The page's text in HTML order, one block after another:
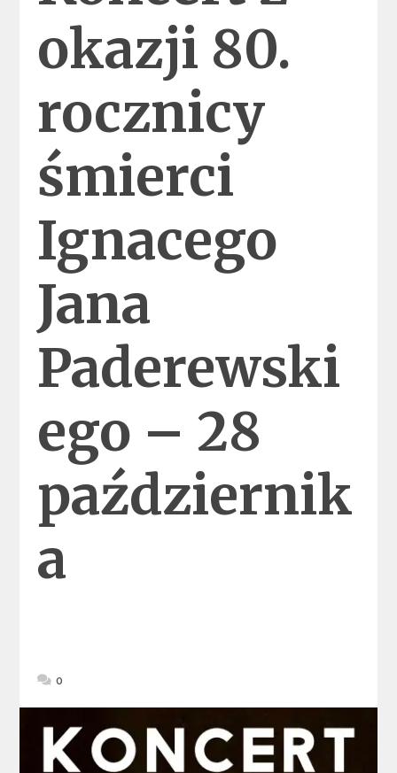
okazji 80.
rocznicy
śmierci
Ignacego
Jana
Paderewski
ego – 28
październik
a
0